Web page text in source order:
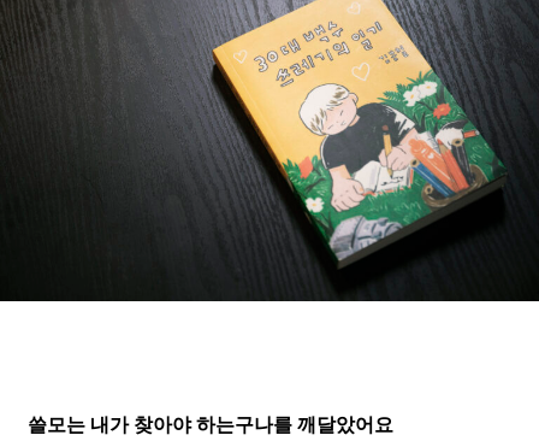
쓸모는 내가 찾아야 하는구나를 깨달았어요